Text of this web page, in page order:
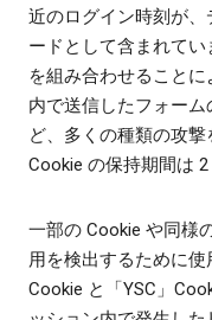
近のログイン時刻が
ードとして含まれて
を組み合わせること
内で送信したフォー
ど、多くの種類の攻
Cookie の保持期間は 2
一部の Cookie や同様
用を検出するために使
Cookie と「YSC」